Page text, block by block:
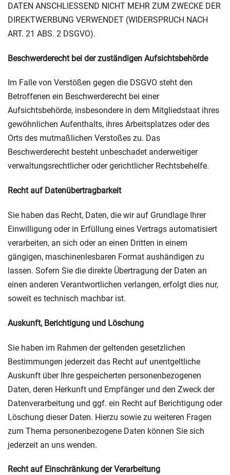
DATEN ANSCHLIESSEND NICHT MEHR ZUM ZWECKE DER
DIREKTWERBUNG VERWENDET (WIDERSPRUCH NACH
ART. 21 ABS. 2 DSGVO).
Beschwerde­recht bei der zuständigen Aufsichts­behörde
Im Falle von Verstößen gegen die DSGVO steht den
Betroffenen ein Beschwerderecht bei einer
Aufsichtsbehörde, insbesondere in dem Mitgliedstaat ihres
gewöhnlichen Aufenthalts, ihres Arbeitsplatzes oder des
Orts des mutmaßlichen Verstoßes zu. Das
Beschwerderecht besteht unbeschadet anderweitiger
verwaltungsrechtlicher oder gerichtlicher Rechtsbehelfe.
Recht auf Daten­übertrag­barkeit
Sie haben das Recht, Daten, die wir auf Grundlage Ihrer
Einwilligung oder in Erfüllung eines Vertrags automatisiert
verarbeiten, an sich oder an einen Dritten in einem
gängigen, maschinenlesbaren Format aushändigen zu
lassen. Sofern Sie die direkte Übertragung der Daten an
einen anderen Verantwortlichen verlangen, erfolgt dies nur,
soweit es technisch machbar ist.
Auskunft, Berichtigung und Löschung
Sie haben im Rahmen der geltenden gesetzlichen
Bestimmungen jederzeit das Recht auf unentgeltliche
Auskunft über Ihre gespeicherten personenbezogenen
Daten, deren Herkunft und Empfänger und den Zweck der
Datenverarbeitung und ggf. ein Recht auf Berichtigung oder
Löschung dieser Daten. Hierzu sowie zu weiteren Fragen
zum Thema personenbezogene Daten können Sie sich
jederzeit an uns wenden.
Recht auf Einschränkung der Verarbeitung